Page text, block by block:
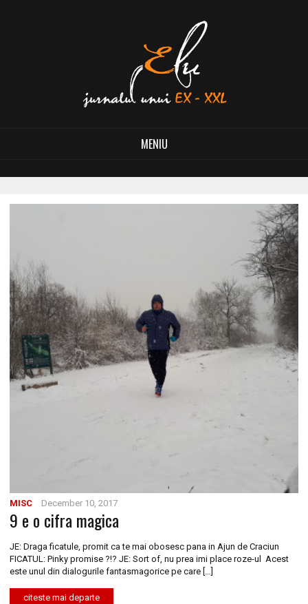
MENIU
MISC December 10, 2017
9 e o cifra magica
JE: Draga ficatule, promit ca te mai obosesc pana in Ajun de Craciun
FICATUL: Pinky promise ?!? JE: Sort of, nu prea imi place roze-ul Acest
este unul din dialogurile fantasmagorice pe care […]
citeste mai departe